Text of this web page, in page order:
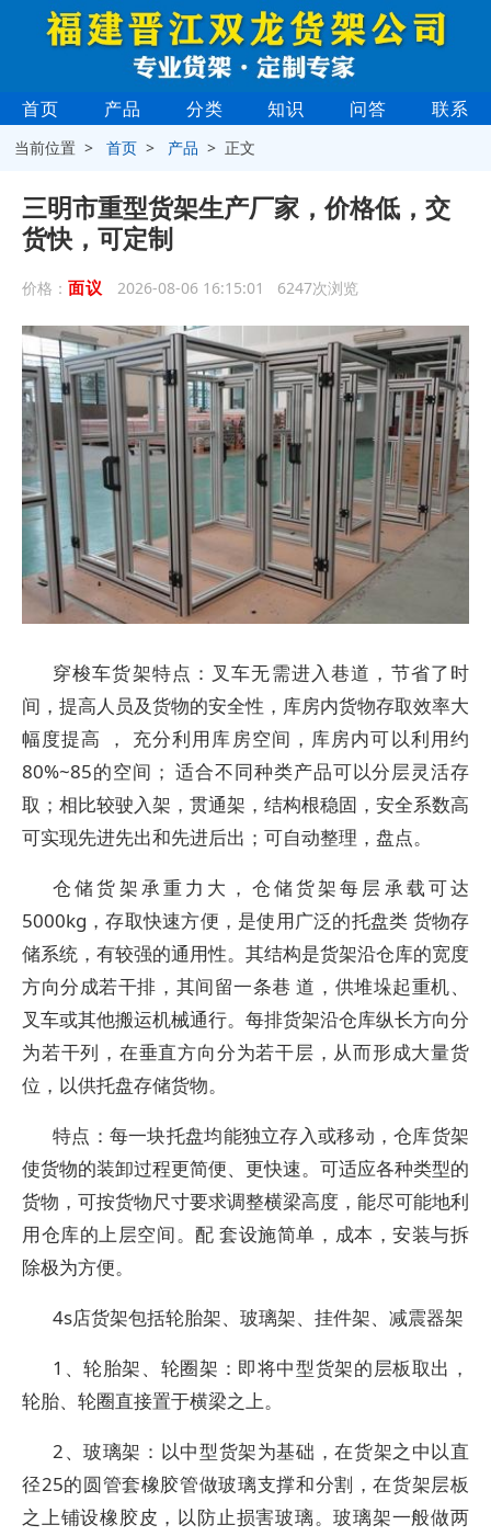
首页 产品 分类 知识 问答 联系
当前位置 >首页 > 产品 > 正文
三明市重型货架生产厂家，价格低，交
货快，可定制
价格： 面议 2026-08-06 16:15:01 6247次浏览
穿梭车货架特点：叉车无需进入巷道，节省了时
间，提高人员及货物的安全性，库房内货物存取效率大
幅度提高 ， 充分利用库房空间，库房内可以利用约
80%~85的空间； 适合不同种类产品可以分层灵活存
取；相比较驶入架，贯通架，结构根稳固，安全系数高
可实现先进先出和先进后出；可自动整理，盘点。
仓储货架承重力大，仓储货架每层承载可达
5000kg，存取快速方便，是使用广泛的托盘类 货物存
储系统，有较强的通用性。其结构是货架沿仓库的宽度
方向分成若干排，其间留一条巷 道，供堆垛起重机、
叉车或其他搬运机械通行。每排货架沿仓库纵长方向分
为若干列，在垂直方向分为若干层，从而形成大量货
位，以供托盘存储货物。
特点：每一块托盘均能独立存入或移动，仓库货架
使货物的装卸过程更简便、更快速。可适应各种类型的
货物，可按货物尺寸要求调整横梁高度，能尽可能地利
用仓库的上层空间。配 套设施简单，成本，安装与拆
除极为方便。
4s店货架包括轮胎架、玻璃架、挂件架、减震器架
1、轮胎架、轮圈架：即将中型货架的层板取出，
轮胎、轮圈直接置于横梁之上。
2、玻璃架：以中型货架为基础，在货架之中以直
径25的圆管套橡胶管做玻璃支撑和分割，在货架层板
之上铺设橡胶皮，以防止损害玻璃。玻璃架一般做两